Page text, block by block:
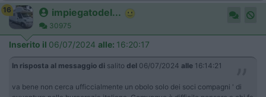
16 impiegatodel...
30975
Inserito il 06/07/2024 alle: 16:20:17
In risposta al messaggio di salito del 06/07/2024 alle 16:14:21
va bene non cerca ufficcialmente un obolo solo dei soci compagni ' di